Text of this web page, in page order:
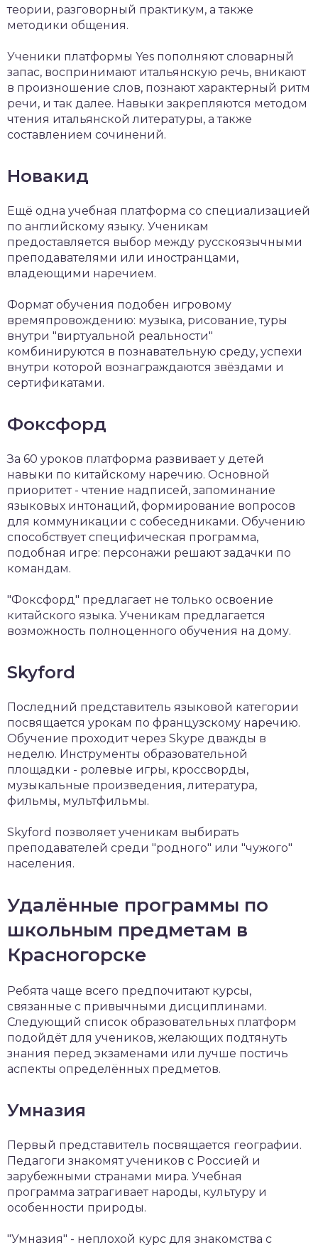
теории, разговорный практикум, а также
методики общения.
Ученики платформы Yes пополняют словарный
запас, воспринимают итальянскую речь, вникают
в произношение слов, познают характерный ритм
речи, и так далее. Навыки закрепляются методом
чтения итальянской литературы, а также
составлением сочинений.
Новакид
Ещё одна учебная платформа со специализацией
по английскому языку. Ученикам
предоставляется выбор между русскоязычными
преподавателями или иностранцами,
владеющими наречием.
Формат обучения подобен игровому
времяпровождению: музыка, рисование, туры
внутри "виртуальной реальности"
комбинируются в познавательную среду, успехи
внутри которой вознаграждаются звёздами и
сертификатами.
Фоксфорд
За 60 уроков платформа развивает у детей
навыки по китайскому наречию. Основной
приоритет - чтение надписей, запоминание
языковых интонаций, формирование вопросов
для коммуникации с собеседниками. Обучению
способствует специфическая программа,
подобная игре: персонажи решают задачки по
командам.
"Фоксфорд" предлагает не только освоение
китайского языка. Ученикам предлагается
возможность полноценного обучения на дому.
Skyford
Последний представитель языковой категории
посвящается урокам по французскому наречию.
Обучение проходит через Skype дважды в
неделю. Инструменты образовательной
площадки - ролевые игры, кроссворды,
музыкальные произведения, литература,
фильмы, мультфильмы.
Skyford позволяет ученикам выбирать
преподавателей среди "родного" или "чужого"
населения.
Удалённые программы по
школьным предметам в
Красногорске
Ребята чаще всего предпочитают курсы,
связанные с привычными дисциплинами.
Следующий список образовательных платформ
подойдёт для учеников, желающих подтянуть
знания перед экзаменами или лучше постичь
аспекты определённых предметов.
Умназия
Первый представитель посвящается географии.
Педагоги знакомят учеников с Россией и
зарубежными странами мира. Учебная
программа затрагивает народы, культуру и
особенности природы.
"Умназия" - неплохой курс для знакомства с